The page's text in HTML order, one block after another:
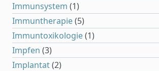
Immunsystem (1)
Immuntherapie(5)
Immuntoxikologie(1)
Impfen (3)
Implantat(2)